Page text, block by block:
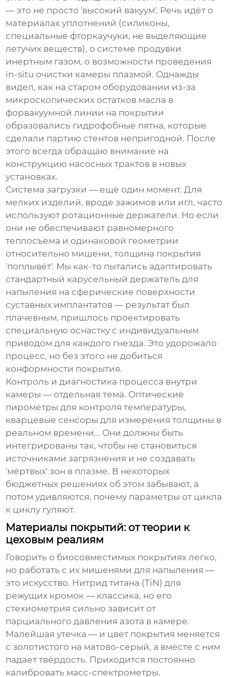
— это не просто 'высокий вакуум'. Речь идёт о
материалах уплотнений (силиконы,
специальные фторкаучуки, не выделяющие
летучих веществ), о системе продувки
инертным газом, о возможности проведения
in-situ очистки камеры плазмой. Однажды
видел, как на старом оборудовании из-за
микроскопических остатков масла в
форвакуумной линии на покрытии
образовались гидрофобные пятна, которые
сделали партию стентов непригодной. После
этого всегда обращаю внимание на
конструкцию насосных трактов в новых
установках.
Система загрузки — ещё один момент. Для
мелких изделий, вроде зажимов или игл, часто
используют ротационные держатели. Но если
они не обеспечивают равномерного
теплосъёма и одинаковой геометрии
относительно мишени, толщина покрытия
'поплывёт'. Мы как-то пытались адаптировать
стандартный карусельный держатель для
напыления на сферические поверхности
суставных имплантатов — результат был
плачевным, пришлось проектировать
специальную оснастку с индивидуальным
приводом для каждого гнезда. Это удорожало
процесс, но без этого не добиться
конформности покрытия.
Контроль и диагностика процесса внутри
камеры — отдельная тема. Оптические
пирометры для контроля температуры,
кварцевые сенсоры для измерения толщины в
реальном времени... Они должны быть
интегрированы так, чтобы не становиться
источниками загрязнения и не создавать
'мёртвых' зон в плазме. В некоторых
бюджетных решениях об этом забывают, а
потом удивляются, почему параметры от цикла
к циклу гуляют.
Материалы покрытий: от теории к
цеховым реалиям
Говорить о биосовместимых покрытиях легко,
но работать с их мишенями для напыления —
это искусство. Нитрид титана (TiN) для
режущих кромок — классика, но его
стехиометрия сильно зависит от
парциального давления азота в камере.
Малейшая утечка — и цвет покрытия меняется
с золотистого на матово-серый, а вместе с ним
падает твёрдость. Приходится постоянно
калибровать масс-спектрометры.